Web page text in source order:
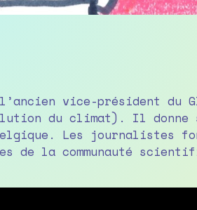
vice-président du
du climat). Il
Les
de la communauté